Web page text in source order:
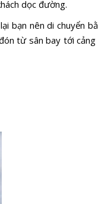
dọc đường.
bạn nên di chuyển
từ sân bay tới cảng